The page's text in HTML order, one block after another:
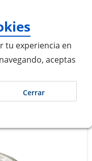
tu experiencia en
aceptas
Cerrar
CAMBIOS